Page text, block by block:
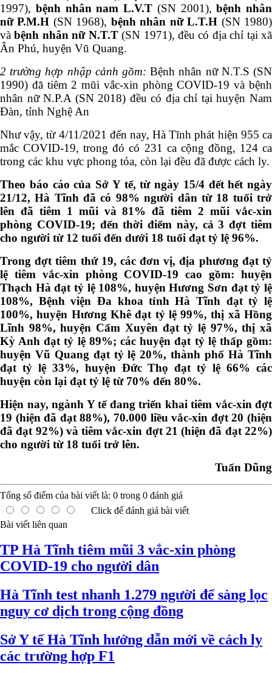
1997), bệnh nhân nam L.V.T (SN 2001),bệnh nhân
nữ P.M.H (SN 1968), bệnh nhân nữ L.T.H (SN 1980)
vàbệnh nhân nữ N.T.T(SN 1971), đều có địa chỉ tại xã
Ân Phú, huyện Vũ Quang.
2 trường hợp nhập cảnh gồm: Bệnh nhân nữ N.T.S (SN
1990) đã tiêm 2 mũi vắc-xin phòng COVID-19 và bệnh
nhân nữ N.P.A (SN 2018) đều có địa chỉ tại huyện Nam
Đàn, tỉnh Nghệ An
Như vậy, từ 4/11/2021 đến nay, Hà Tĩnh phát hiện 955 ca
mắc COVID-19, trong đó có 231 ca cộng đồng, 124 ca
trong các khu vực phong tỏa, còn lại đều đã được cách ly.
Theo báo cáo của Sở Y tế, từ ngày 15/4 đết hết ngày
21/12, Hà Tĩnh đã có 98% người dân từ 18 tuổi trở
lên đã tiêm 1 mũi và 81% đã tiêm 2 mũi vắc-xin
phòng COVID-19; đến thời điểm này, cả 3 đợt tiêm
cho người từ 12 tuổi đến dưới 18 tuổi đạt tỷ lệ 96%.
Trong đợt tiêm thứ 19, các đơn vị, địa phương đạt tỷ
lệ tiêm vắc-xin phòng COVID-19 cao gồm: huyện
Thạch Hà đạt tỷ lệ 108%, huyện Hương Sơn đạt tỷ lệ
108%, Bệnh viện Đa khoa tỉnh Hà Tĩnh đạt tỷ lệ
100%, huyện Hương Khê đạt tỷ lệ 99%, thị xã Hồng
Lĩnh 98%, huyện Cẩm Xuyên đạt tỷ lệ 97%, thị xã
Kỳ Anh đạt tỷ lệ 89%; các huyện đạt tỷ lệ thấp gồm:
huyện Vũ Quang đạt tỷ lệ 20%, thành phố Hà Tĩnh
đạt tỷ lệ 33%, huyện Đức Thọ đạt tỷ lệ 66% các
huyện còn lại đạt tỷ lệ từ 70% đến 80%.
Hiện nay, ngành Y tế đang triển khai tiêm vắc-xin đợt
19 (hiện đã đạt 88%), 70.000 liều vắc-xin đợt 20 (hiện
đã đạt 92%) và tiêm vắc-xin đợt 21 (hiện đã đạt 22%)
cho người từ 18 tuổi trở lên.
Tuấn Dũng
Tổng số điểm của bài viết là: 0 trong 0 đánh giá
Click để đánh giá bài viết
Bài viết liên quan
TP Hà Tĩnh tiêm mũi 3 vắc-xin phòng
COVID-19 cho người dân
Hà Tĩnh test nhanh 1.279 người để sàng lọc
nguy cơ dịch trong cộng đồng
Sở Y tế Hà Tĩnh hướng dẫn mới về cách ly
các trường hợp F1